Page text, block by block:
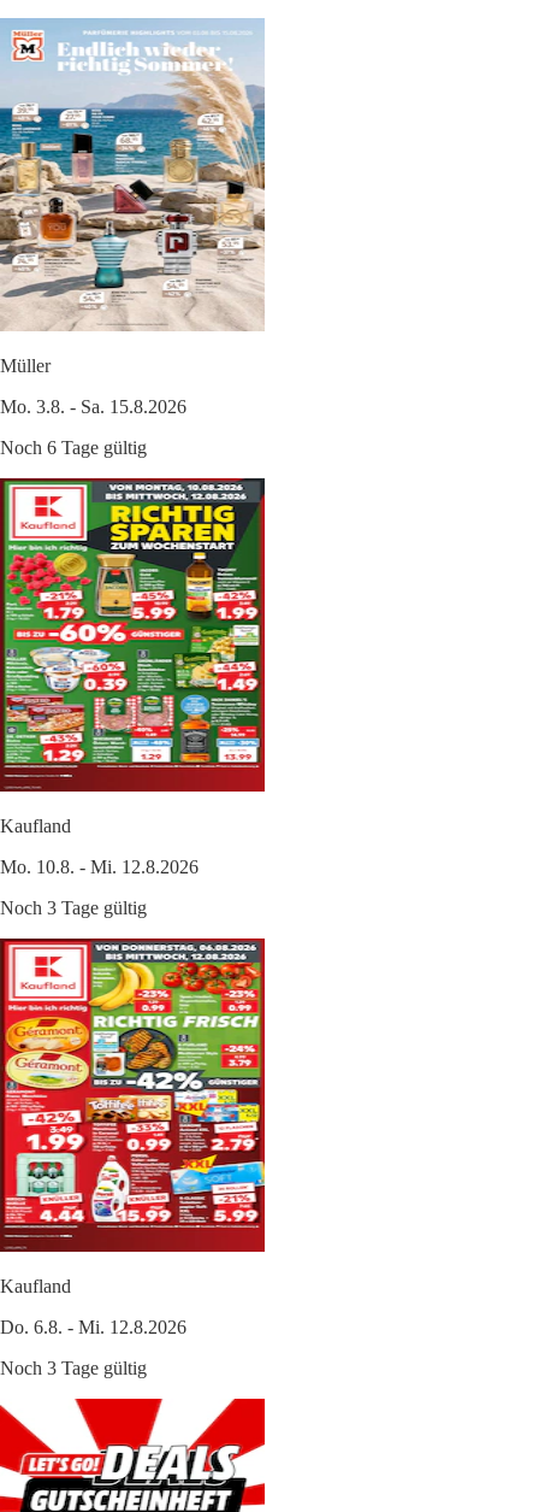
Müller
Mo. 3.8. - Sa. 15.8.2026
Noch 6 Tage gültig
Kaufland
Mo. 10.8. - Mi. 12.8.2026
Noch 3 Tage gültig
Kaufland
Do. 6.8. - Mi. 12.8.2026
Noch 3 Tage gültig